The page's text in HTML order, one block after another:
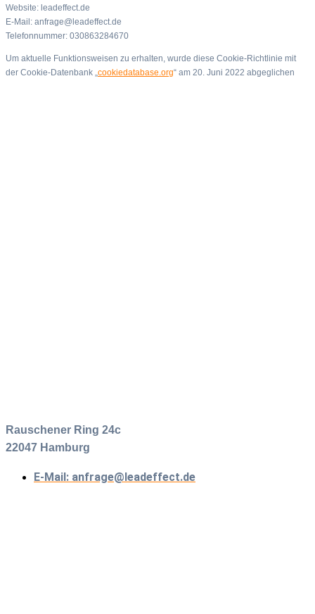
Website: leadeffect.de
E-Mail: anfrage@leadeffect.de
Telefonnummer: 030863284670
Um aktuelle Funktionsweisen zu erhalten, wurde diese Cookie-Richtlinie mit
der Cookie-Datenbank „cookiedatabase.org“ am 20. Juni 2022 abgeglichen
Rauschener Ring 24c
22047 Hamburg
E-Mail: anfrage@leadeffect.de